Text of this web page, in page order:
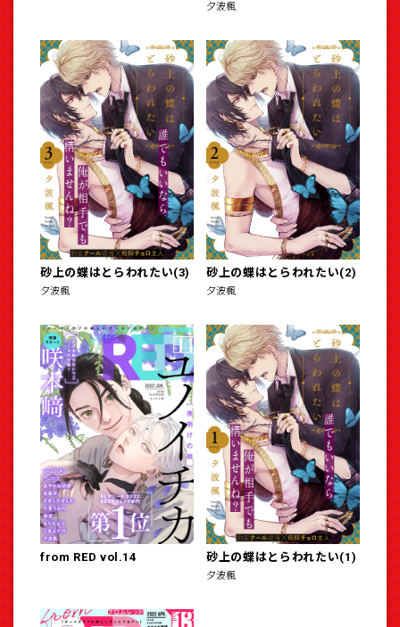
夕波楓
砂上の蝶はとらわれたい(3)
夕波楓
砂上の蝶はとらわれたい(2)
夕波楓
from RED vol.14 砂上の蝶はとらわれたい(1)
夕波楓